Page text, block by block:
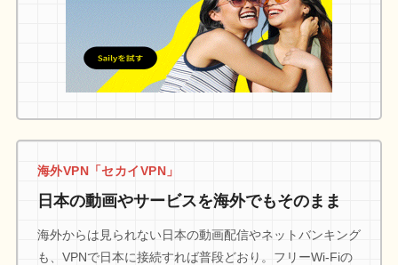
海外VPN「セカイVPN」
日本の動画やサービスを海外でもそのまま
海外からは見られない日本の動画配信やネットバンキング
も、VPNで日本に接続すれば普段どおり。フリーWi-Fiの